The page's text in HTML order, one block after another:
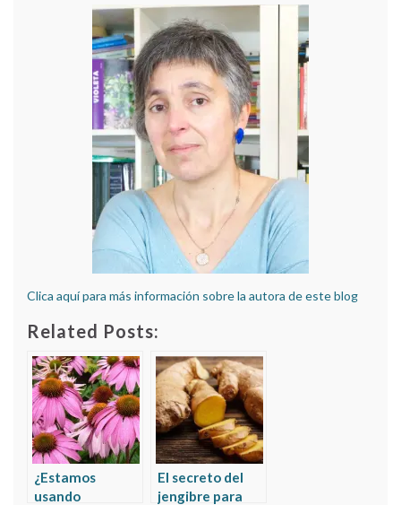
Clica aquí para más información sobre la autora de este blog
Related Posts:
¿Estamos
usando
El secreto del
jengibre para